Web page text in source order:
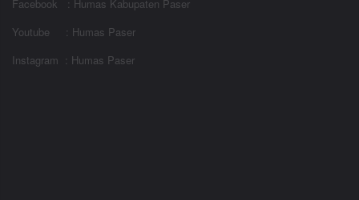
Facebook : Humas Kabupaten Paser
Youtube : Humas Paser
Instagram : Humas Paser